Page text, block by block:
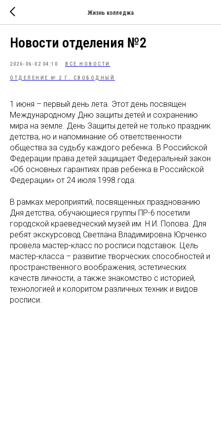
Жизнь колледжа
Новости отделения №2
2026-06-02 04:10 ВСЕ НОВОСТИ
ОТДЕЛЕНИЕ № 2 Г. СВОБОДНЫЙ
1 июня – первый день лета. Этот день посвящен
Международному Дню защиты детей и сохранению
мира на земле. День Защиты детей не только праздник
детства, но и напоминание об ответственности
общества за судьбу каждого ребенка. В Российской
Федерации права детей защищает Федеральный закон
«Об основных гарантиях прав ребенка в Российской
Федерации» от 24 июля 1998 года.
В рамках мероприятий, посвященных празднованию
Дня детства, обучающиеся группы ПР-6 посетили
городской краеведческий музей им. Н.И. Попова. Для
ребят экскурсовод Светлана Владимировна Юрченко
провела мастер-класс по росписи подставок. Цель
мастер-класса – развитие творческих способностей и
пространственного воображения, эстетических
качеств личности, а также знакомство с историей,
технологией и колоритом различных техник и видов
росписи.